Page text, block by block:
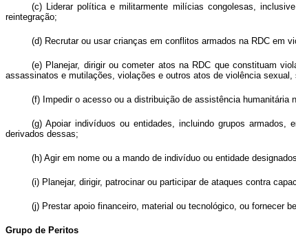
(c) Liderar política e militarmente milícias congolesas,
reintegração;
(d) Recrutar ou usar crianças em conflitos armados na RDC em
(e) Planejar, dirigir ou cometer atos na RDC que constituam
assassinatos e mutilações, violações e outros atos de violência
(f) Impedir o acesso ou a distribuição de assistência humanitária
(g) Apoiar indivíduos ou entidades, incluindo grupos
derivados dessas;
(h) Agir em nome ou a mando de indivíduo ou entidade
(i) Planejar, dirigir, patrocinar ou participar de ataques contra
(j) Prestar apoio financeiro, material ou tecnológico, ou fornecer
Grupo de Peritos